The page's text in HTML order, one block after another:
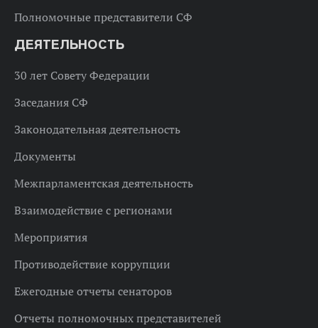
Полномочные представители СФ
ДЕЯТЕЛЬНОСТЬ
30 лет Совету Федерации
Заседания СФ
Законодательная деятельность
Документы
Межпарламентская деятельность
Взаимодействие с регионами
Мероприятия
Противодействие коррупции
Ежегодные отчеты сенаторов
Отчеты полномочных представителей